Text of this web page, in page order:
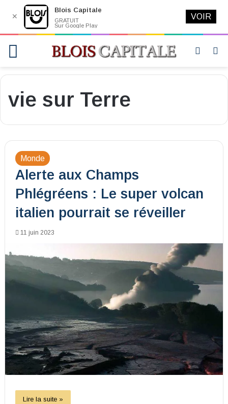
Switch
vie sur Terre
Monde
Alerte aux Champs
Phlégréens : Le super volcan
italien pourrait se réveiller
11 juin 2023
Lire la suite »
✕
Blois Capitale
GRATUIT
Sur Google Play
VOIR